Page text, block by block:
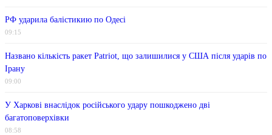
РФ ударила балістикию по Одесі
09:15
Названо кількість ракет Patriot, що залишилися у США після ударів по
Ірану
09:00
У Харкові внаслідок російського удару пошкоджено дві
багатоповерхівки
08:58